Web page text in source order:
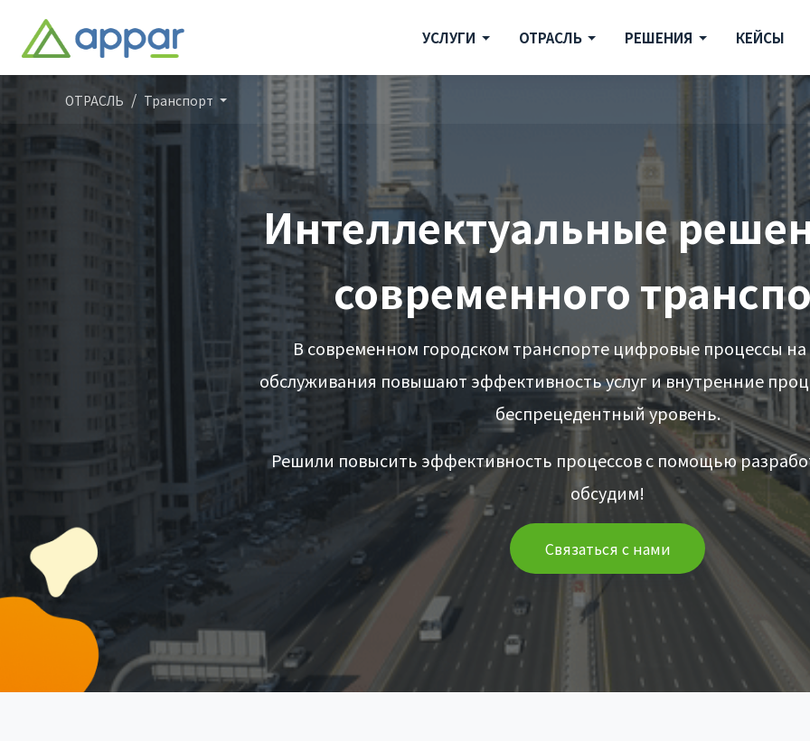
УСЛУГИ ОТРАСЛЬ РЕШЕНИЯ КЕЙСЫ
ОТРАСЛЬ Транспорт
Интеллектуальные
современного
В современном городском транспорте цифровые процессы
обслуживания повышают эффективность услуг и внутренние
беспрецедентный уровень.
Решили повысить эффективность процессов с помощью
обсудим!
Связаться с нами